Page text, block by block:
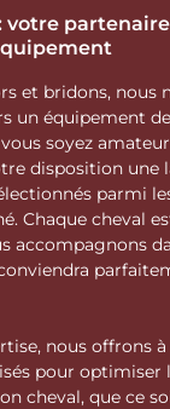
votre
et bridons, nous
un équipement
soyez
disposition une
parmi
Chaque cheval
accompagnons
nous offrons
pour optimiser
cheval, que ce